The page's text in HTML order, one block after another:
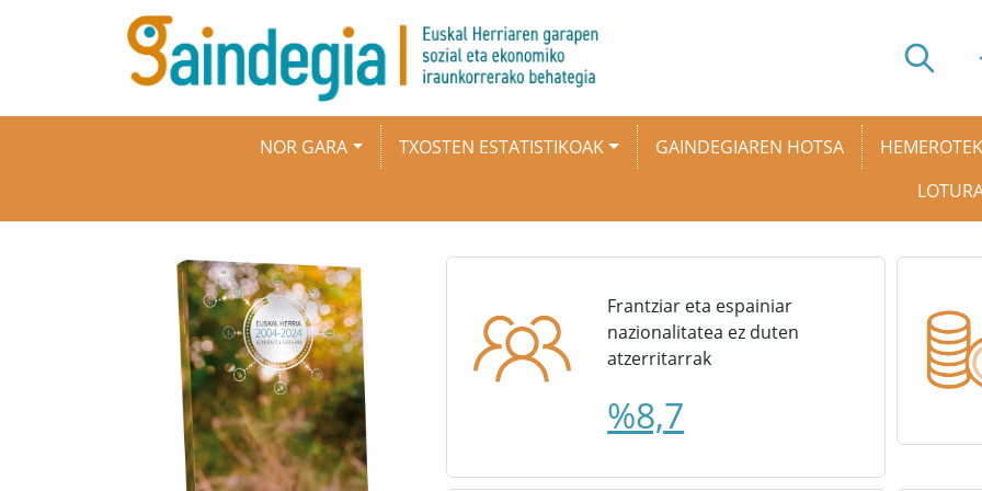
Skip to main content
Main navigationNOR GARA TXOSTEN ESTATISTIKOAK GAINDEGIAREN HOTSA
Frantziar eta espainiar
nazionalitatea ez duten
atzerritarrak
%8,7